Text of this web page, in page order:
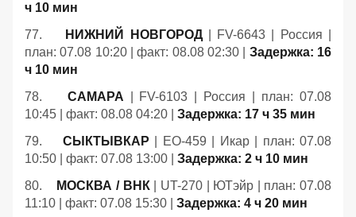
ч 10 мин
77.
НИЖНИЙ НОВГОРОД| FV-6643 | Россия |
план: 07.08 10:20 | факт: 08.08 02:30 | Задержка: 16
ч 10 мин
78. САМАРА | FV-6103 | Россия | план: 07.08
10:45 | факт: 08.08 04:20 | Задержка: 17 ч 35 мин
79. СЫКТЫВКАР | EO-459 | Икар | план: 07.08
10:50 | факт: 07.08 13:00 | Задержка: 2 ч 10 мин
80.
МОСКВА / ВНК| UT-270 | ЮТэйр | план: 07.08
11:10 | факт: 07.08 15:30 | Задержка: 4 ч 20 мин